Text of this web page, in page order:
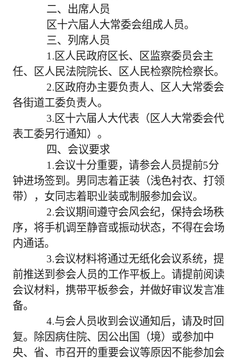
二、出席人员
区十六届人大常委会组成人员。
三、列席人员
1.区人民政府区长、区监察委员会主
任、区人民法院院长、区人民检察院检察长。
2.区政府办主要负责人、区人大常委会
各街道工委负责人。
3.区十六届人大代表（区人大常委会代
表工委另行通知）。
四、会议要求
1.会议十分重要，请参会人员提前5分
钟进场签到。男同志着正装（浅色衬衣、打领
带），女同志着职业装或制服参加会议。
2.会议期间遵守会风会纪，保持会场秩
序，将手机调至静音或振动状态，不得在会场
内通话。
3.会议材料将通过无纸化会议系统，提
前推送到参会人员的工作平板上。请提前阅读
会议材料，携带平板参会，并做好审议发言准
备。
4.与会人员收到会议通知后，请及时回
复。除因病住院、因公出国（境）或参加中
央、省、市召开的重要会议等原因不能参加会